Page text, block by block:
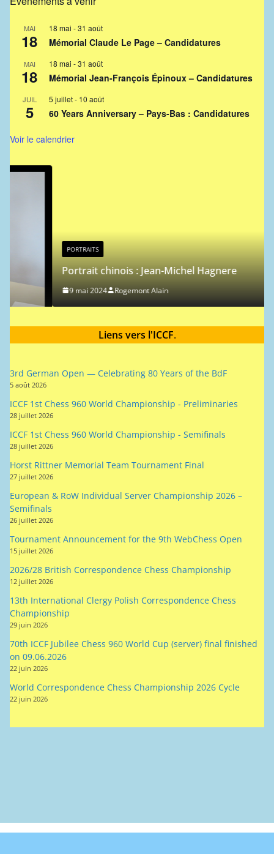
MAI
18
18 mai -31 août
Mémorial Claude Le Page – Candidatures
MAI
18
18 mai -31 août
Mémorial Jean-François Épinoux – Candidatures
JUIL
5
5 juillet- 10 août
60 Years Anniversary – Pays-Bas : Candidatures
Voir le calendrier
Portrait chinois : Jean-Michel Hagnere
9 mai 2024 Rogemont Alain
Liens vers l'ICCF.
3rd German Open — Celebrating 80 Years of the BdF
5 août 2026
ICCF 1st Chess 960 World Championship - Preliminaries
28 juillet 2026
ICCF 1st Chess 960 World Championship - Semifinals
28 juillet 2026
Horst Rittner Memorial Team Tournament Final
27 juillet 2026
European & RoW Individual Server Championship 2026 –
Semifinals
26 juillet 2026
Tournament Announcement for the 9th WebChess Open
15 juillet 2026
2026/28 British Correspondence Chess Championship
12 juillet 2026
13th International Clergy Polish Correspondence Chess
Championship
29 juin 2026
70th ICCF Jubilee Chess 960 World Cup (server) final finished
on 09.06.2026
22 juin 2026
World Correspondence Chess Championship 2026 Cycle
22 juin 2026